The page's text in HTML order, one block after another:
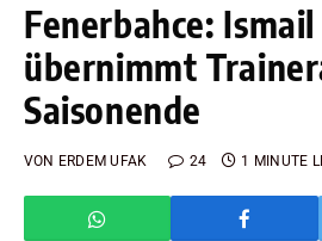
Fenerbahce:
übernimmt
Saisonende
VON ERDEM UFAK 24 1 MINUTE